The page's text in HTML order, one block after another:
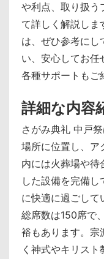
や利点、取り扱う
て詳しく解説しま
は、ぜひ参考にし
い、安心してお任
各種サポートもご
詳細な内容
さがみ典礼 中戸
場所に位置し、ア
内には火葬場や待
した設備を完備
に快適に過ごして
総席数は150席で
裕もあります。宗
く神式やキリス